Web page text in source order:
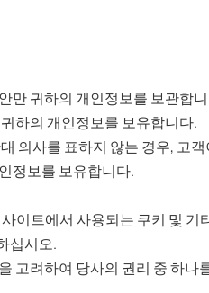
만 귀하의 개인정보를 보관합
하의 개인정보를 보유합니다.
의사를 표하지 않는 경우, 고
정보를 보유합니다.
이트에서 사용되는 쿠키 및
십시오.
고려하여 당사의 권리 중 하